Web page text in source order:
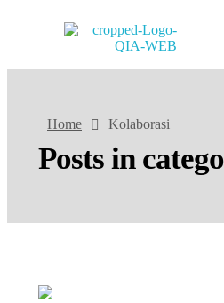
PT. QUANTUM INTI AKURASI
Home Kolaborasi
Posts in